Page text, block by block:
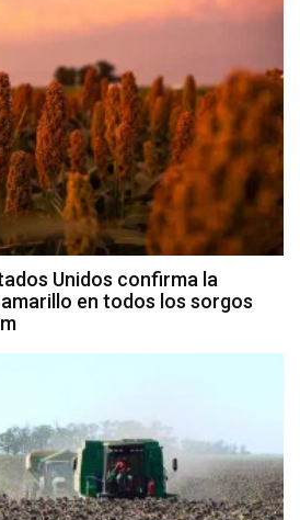
Unidos confirma la
en todos los sorgos